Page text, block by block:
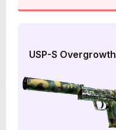
USP-S Overgrowth